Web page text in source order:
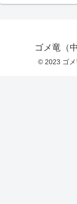
ゴメ竜（
© 2023 ゴメ